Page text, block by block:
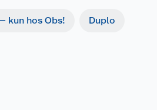
kun hos Obs! Duplo